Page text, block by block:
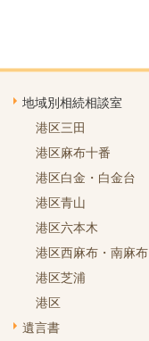
地域別相続相談室
港区三田
港区麻布十番
港区白金・白金台
港区青山
港区六本木
港区西麻布・南麻布
港区芝浦
港区
遺言書